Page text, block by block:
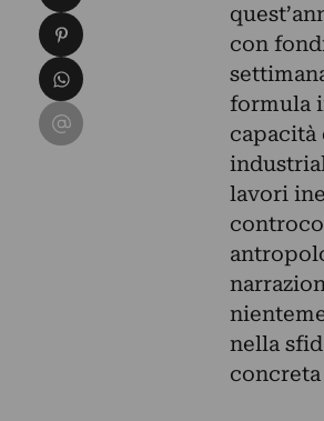
con
formula
lavori
nella
Condividi su Pinterest
Condividi su WhatsApp
Condividi su Email